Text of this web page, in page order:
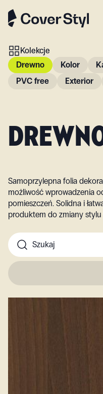
Kolekcje
Drewno
Kolor
PVC free
Exterior
Samoprzylepna folia
możliwość wprowadzenia
pomieszczeń. Solidna i
produktem do zmiany